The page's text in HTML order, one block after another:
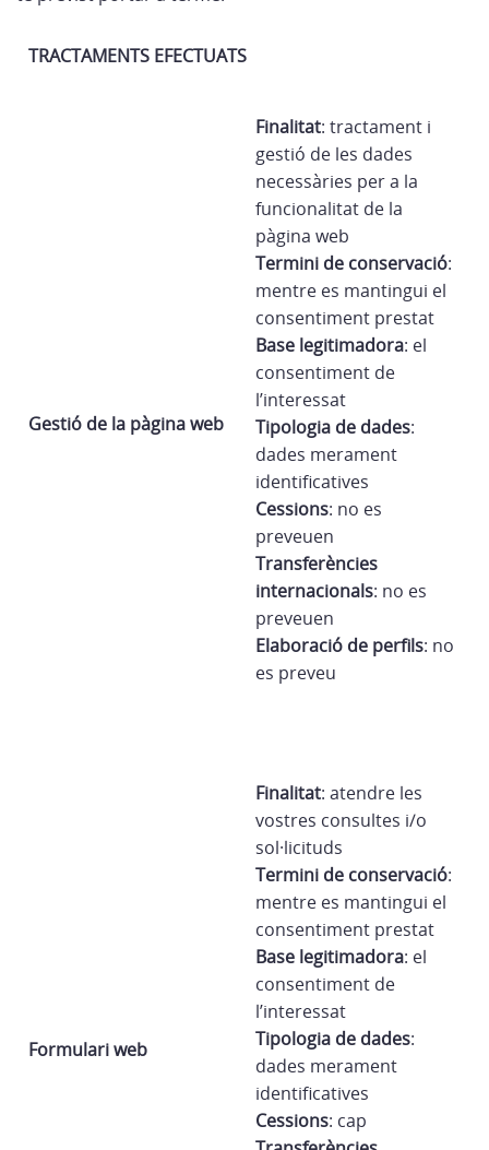
TRACTAMENTS EFECTUATS
Gestió de la pàgina web
Finalitat: tractament i
gestió de les dades
necessàries per a la
funcionalitat de la
pàgina web
Termini de conservació:
mentre es mantingui el
consentiment prestat
Base legitimadora: el
consentiment de
l’interessat
Tipologia de dades:
dades merament
identificatives
Cessions: no es
preveuen
Transferències
internacionals: no es
preveuen
Elaboració de perfils: no
es preveu
Formulari web
Finalitat: atendre les
vostres consultes i/o
sol·licituds
Termini de conservació:
mentre es mantingui el
consentiment prestat
Base legitimadora: el
consentiment de
l’interessat
Tipologia de dades:
dades merament
identificatives
Cessions: cap